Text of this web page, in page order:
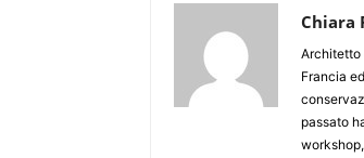
Chiara
Architetto
Francia
passato